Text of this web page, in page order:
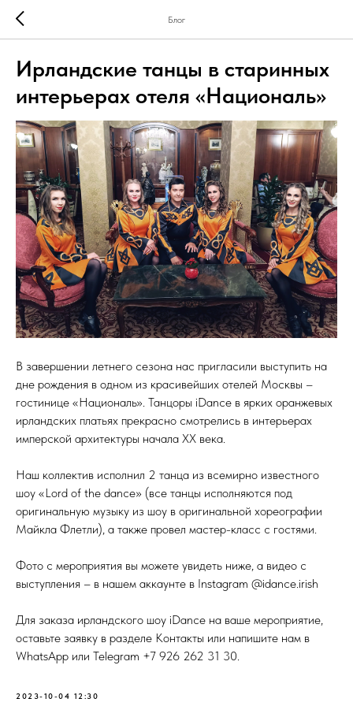
Блог
Ирландские танцы в старинных
интерьерах отеля «Националь»
В завершении летнего сезона нас пригласили выступить на
дне рождения в одном из красивейших отелей Москвы –
гостинице «Националь». Танцоры iDance в ярких оранжевых
ирландских платьях прекрасно смотрелись в интерьерах
имперской архитектуры начала XX века.
Наш коллектив исполнил 2 танца из всемирно известного
шоу «Lord of the dance» (все танцы исполняются под
оригинальную музыку из шоу в оригинальной хореографии
Майкла Флетли), а также провел мастер-класс с гостями.
Фото с мероприятия вы можете увидеть ниже, а видео с
выступления – в нашем аккаунте в Instagram @idance.irish
Для заказа ирландского шоу iDance на ваше мероприятие,
оставьте заявку в разделе Контакты или напишите нам в
WhatsApp или Telegram +7 926 262 31 30.
2023-10-04 12:30